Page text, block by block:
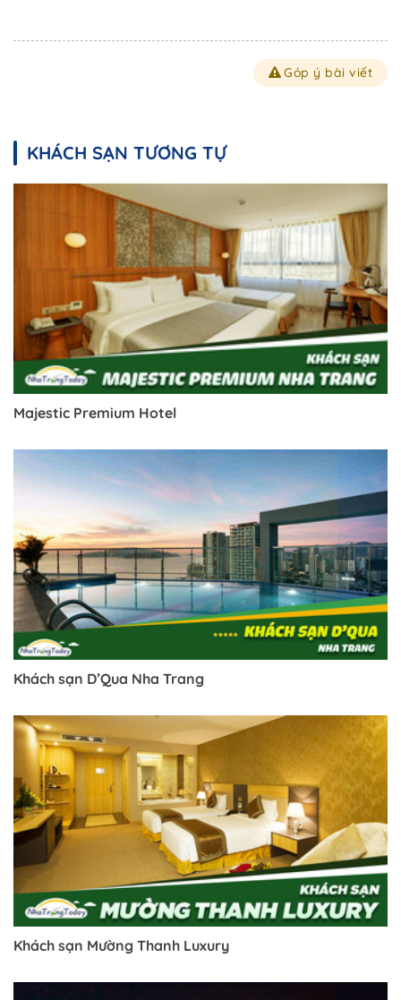
Trở về trang trước đó
Góp ý bài viết
KHÁCH SẠN TƯƠNG TỰ
Majestic Premium Hotel
Khách sạn D’Qua Nha Trang
Khách sạn Mường Thanh Luxury